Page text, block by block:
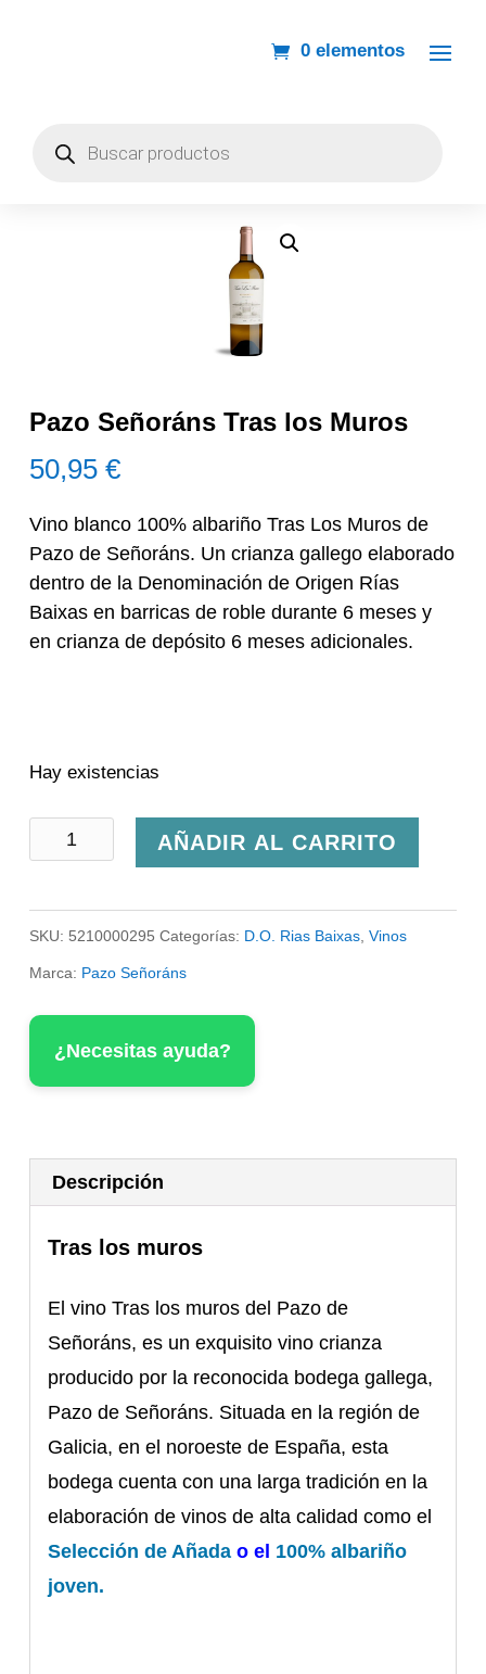
0 elementos
Pazo Señoráns Tras los Muros
50,95€
Vino blanco 100% albariño Tras Los Muros de
Pazo de Señoráns. Un crianza gallego elaborado
dentro de la Denominación de Origen Rías
Baixas en barricas de roble durante 6 meses y
en crianza de depósito 6 meses adicionales.
Hay existencias
Pazo
Tras
los
Muros
cantidad
AÑADIR AL CARRITO
SKU: 5210000295 Categorías: D.O. Rias Baixas,Vinos
Marca: Pazo Señoráns
¿Necesitas ayuda?
Descripción
Tras los muros
El vino Tras los muros del Pazo de
Señoráns, es un exquisito vino crianza
producido por la reconocida bodega gallega,
Pazo de Señoráns. Situada en la región de
Galicia, en el noroeste de España, esta
bodega cuenta con una larga tradición en la
elaboración de vinos de alta calidad como el
Selección de Añada o el 100% albariño
joven.